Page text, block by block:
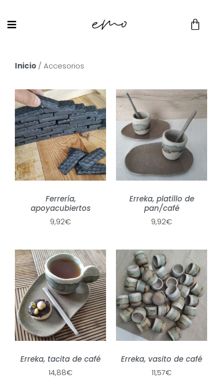
Inicio / Accesorios
Ferrería,
apoyacubiertos
9,92€
Erreka, platillo de
pan/café
9,92€
Erreka, tacita de café
14,88€
Erreka, vasito de café
11,57€